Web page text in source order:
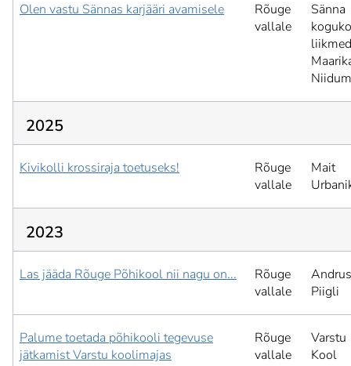
Olen vastu Sännas karjääri avamisele
Rõuge
vallale
Sänna
2025
Kivikolli krossiraja toetuseks!
Rõuge
vallale
Mait
2023
Las jääda Rõuge Põhikool nii nagu on...
Rõuge
vallale
Andrus
Piigli
Palume toetada põhikooli tegevuse
jätkamist Varstu koolimajas
Rõuge
vallale
Varstu
Kool